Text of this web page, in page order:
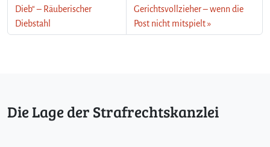
Dieb“ – Räuberischer
Diebstahl
Gerichtsvollzieher – wenn die
Post nicht mitspielt
Die Lage der Strafrechtskanzlei